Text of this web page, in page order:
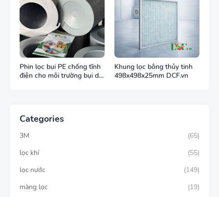
Phin lọc bụi PE chống tĩnh
điện cho môi trường bụi dễ
Khung lọc bông thủy tinh
498x498x25mm DCF.vn
Categories
3M
(65)
lọc khí
(55)
lọc nước
(149)
màng lọc
(19)